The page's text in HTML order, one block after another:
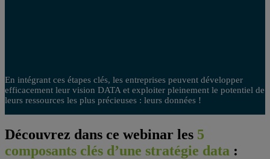
En intégrant ces étapes clés, les entreprises peuvent développer
efficacement leur vision DATA et exploiter pleinement le potentiel de
leurs ressources les plus précieuses : leurs données !
Découvrez dans ce webinar les 5
composants clés d’une stratégie data :